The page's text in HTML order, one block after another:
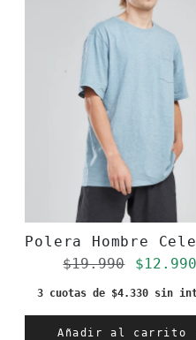
Polera Hombre
Precio regular
$19.990 $12.990
3 cuotas de $4.330 sin
Añadir al carrito